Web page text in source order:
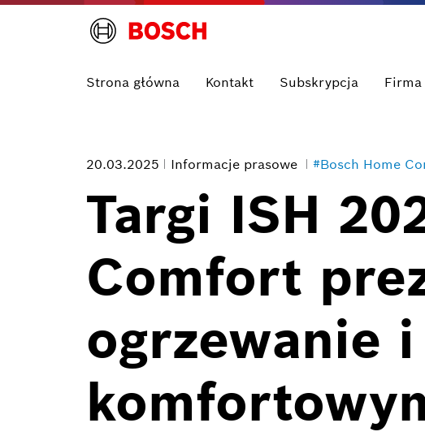
Strona główna Kontakt Subskrypcja Firma
20.03.2025 Informacje prasowe #Bosch Home
Targi ISH
Comfort
ogrzewanie